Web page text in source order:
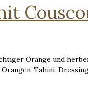
Orange und
Tahini-